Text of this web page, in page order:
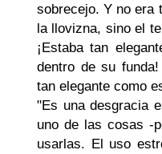
sobrecejo. Y no era
la llovizna, sino el
¡Estaba tan
dentro de su
tan elegante como
"Es una desgracia
uno de las cosas -
usarlas. El uso